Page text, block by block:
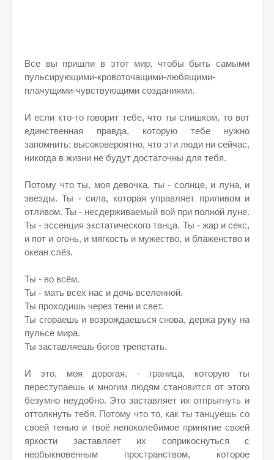
Все вы пришли в этот мир, чтобы быть самыми
пульсирующими-кровоточащими-любящими-
плачущими-чувствующими созданиями.
И если кто-то говорит тебе, что ты слишком, то вот
единственная правда, которую тебе нужно
запомнить: высоковероятно, что эти люди ни сейчас,
никогда в жизни не будут достаточны для тебя.
Потому что ты, моя девочка, ты - солнце, и луна, и
звезды. Ты - сила, которая управляет приливом и
отливом. Ты - несдерживаемый вой при полной луне.
Ты - эссенция экстатического танца. Ты - жар и секс,
и пот и огонь, и мягкость и мужество, и блаженство и
океан слёз.
Ты - во всём.
Ты - мать всех нас и дочь вселенной.
Ты проходишь через тени и свет.
Ты сгораешь и возрождаешься снова, держа руку на
пульсе мира.
Ты заставляешь богов трепетать.
И это, моя дорогая, - граница, которую ты
переступаешь и многим людям становится от этого
безумно неудобно. Это заставляет их отпрыгнуть и
оттолкнуть тебя. Потому что то, как ты танцуешь со
своей тенью и твоё непоколебимое принятие своей
яркости заставляет их соприкоснуться с
необыкновенным пространством, которое